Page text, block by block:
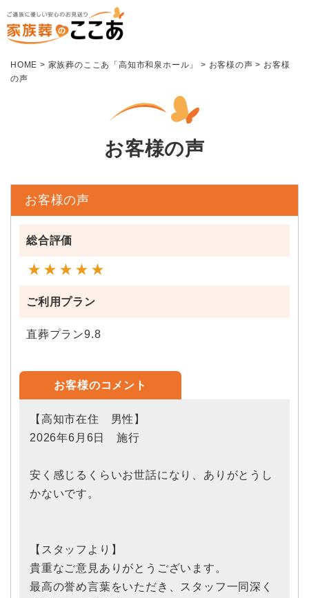
HOME > 家族葬のここあ「高知市和泉ホール」 > お客様の声 > お客様
の声
お客様の声
お客様の声
総合評価
ご利用プラン
直葬プラン9.8
お客様のコメント
【高知市在住 男性】
2026年6月6日 施行
安く感じるくらいお世話になり、ありがとうし
かないです。
【スタッフより】
貴重なご意見ありがとうございます。
最高の誉め言葉をいただき、スタッフ一同深く